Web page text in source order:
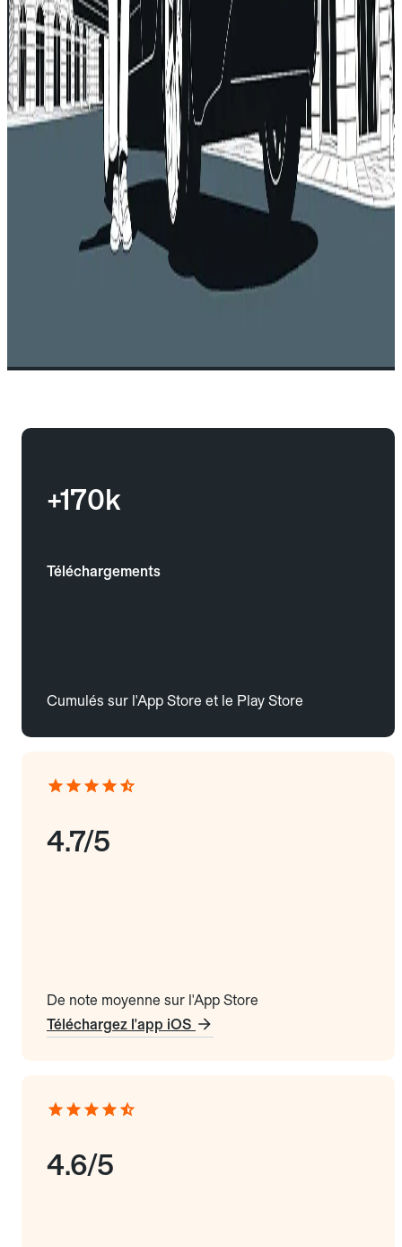
+170k
Téléchargements
Cumulés sur l'App Store et le Play Store
4.7/5
De note moyenne sur l'App Store
Téléchargez l'app iOS
4.6/5